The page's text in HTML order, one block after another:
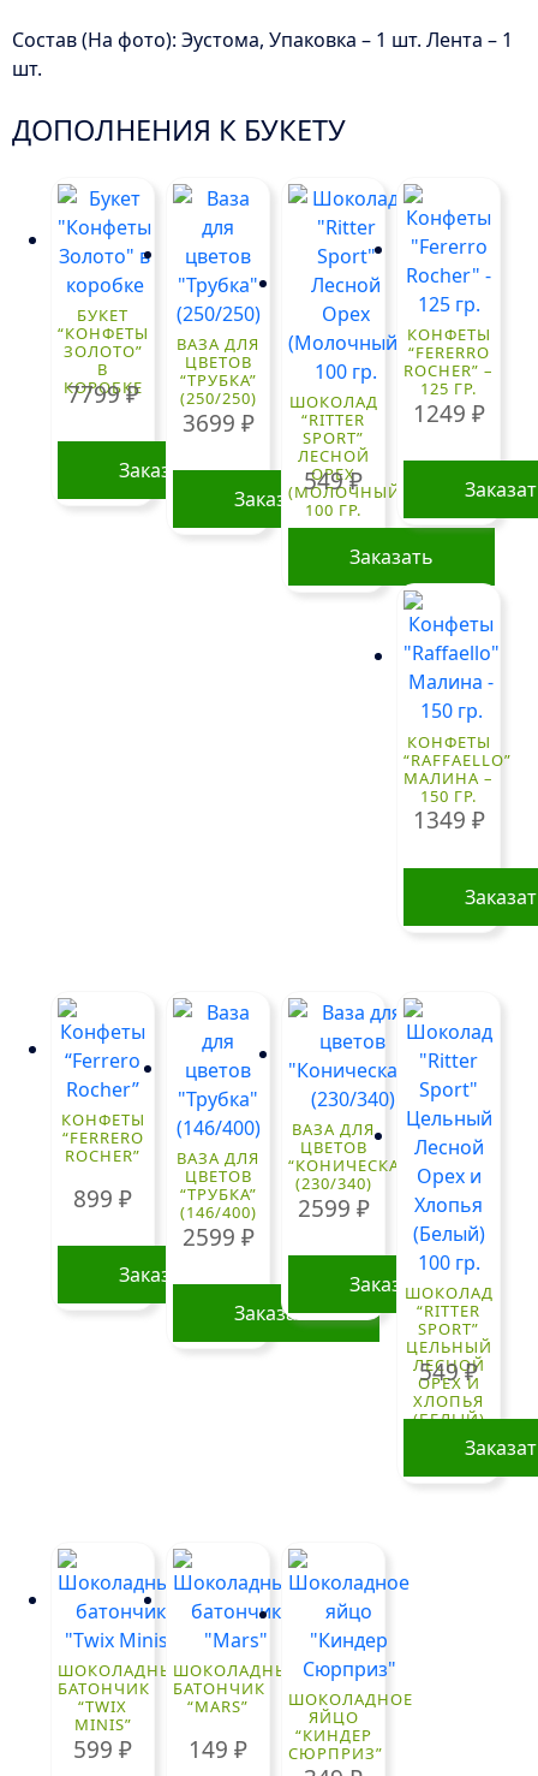
Состав (На фото): Эустома, Упаковка – 1 шт. Лента – 1
шт.
ДОПОЛНЕНИЯ К БУКЕТУ
БУКЕТ
“КОНФЕТЫ
ЗОЛОТО”
В
КОРОБКЕ
7799₽
Заказать
ВАЗА ДЛЯ
ЦВЕТОВ
“ТРУБКА”
(250/250)
3699 ₽
Заказать
ШОКОЛАД
“RITTER
SPORT”
ЛЕСНОЙ
ОРЕХ
(МОЛОЧНЫЙ)
100 ГР.
549₽
Заказать
КОНФЕТЫ
“FERERRO
ROCHER” –
125 ГР.
1249 ₽
КОНФЕТЫ
“RAFFAELLO”
МАЛИНА –
150 ГР.
1349 ₽
КОНФЕТЫ
“FERRERO
ROCHER”
899₽
Заказать
ВАЗА ДЛЯ
ЦВЕТОВ
“ТРУБКА”
(146/400)
2599 ₽
Заказать
ВАЗА ДЛЯ
ЦВЕТОВ
“КОНИЧЕСКАЯ”
(230/340)
2599 ₽
ЗаказатьШОКОЛАД
“RITTER
SPORT”
ЦЕЛЬНЫЙ
ЛЕСНОЙ
ОРЕХ И
ХЛОПЬЯ
(БЕЛЫЙ)
100 ГР.
549₽
ШОКОЛАДНЫЙ
БАТОНЧИК
“TWIX
MINIS”
599₽
ШОКОЛАДНЫЙ
БАТОНЧИК
“MARS”
149₽
ШОКОЛАДНОЕ
ЯЙЦО
“КИНДЕР
СЮРПРИЗ”